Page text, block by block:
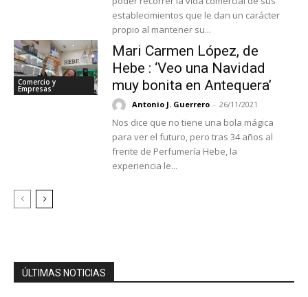
establecimientos que le dan un carácter
propio al mantener su...
Comercio y
Empresas
Mari Carmen López, de
Hebe : ‘Veo una Navidad
muy bonita en Antequera’
Antonio J. Guerrero - 26/11/2021
Nos dice que no tiene una bola mágica
para ver el futuro, pero tras 34 años al
frente de Perfumería Hebe, la
experiencia le...
ÚLTIMAS NOTICIAS